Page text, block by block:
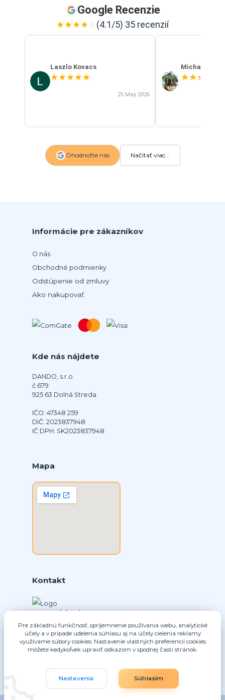
Google Recenzie
★★★★☆(4.1/5) 35 recenzií
Laszlo Kovacs
★★★★★
25 May 2026
Michal Szabo
★★★
Ohodnoťte nás Načítať viac...
Informácie pre zákazníkov
O nás
Obchodné podmienky
Odstúpenie od zmluvy
Ako nakupovať
Kde nás nájdete
DANDO, s.r.o.
č.679
925 63 Dolná Streda
IČO: 47348 259
DIČ: 2023837948
IČ DPH: SK2023837948
Mapa
Kontakt
+421 902331936
(Po-Pia, 8-16 hod.)
info@nice-pohony.sk
Pre základnú funkčnosť, spríjemnenie používania webu, analytické
účely a v prípade udelenia súhlasu aj na účely cielenia reklamy
využívame súbory cookies. Nastavenie vlastných preferencií cookies
môžete kedykoľvek upraviť odkazom v spodnej časti stránok.
Nastavenia Súhlasím